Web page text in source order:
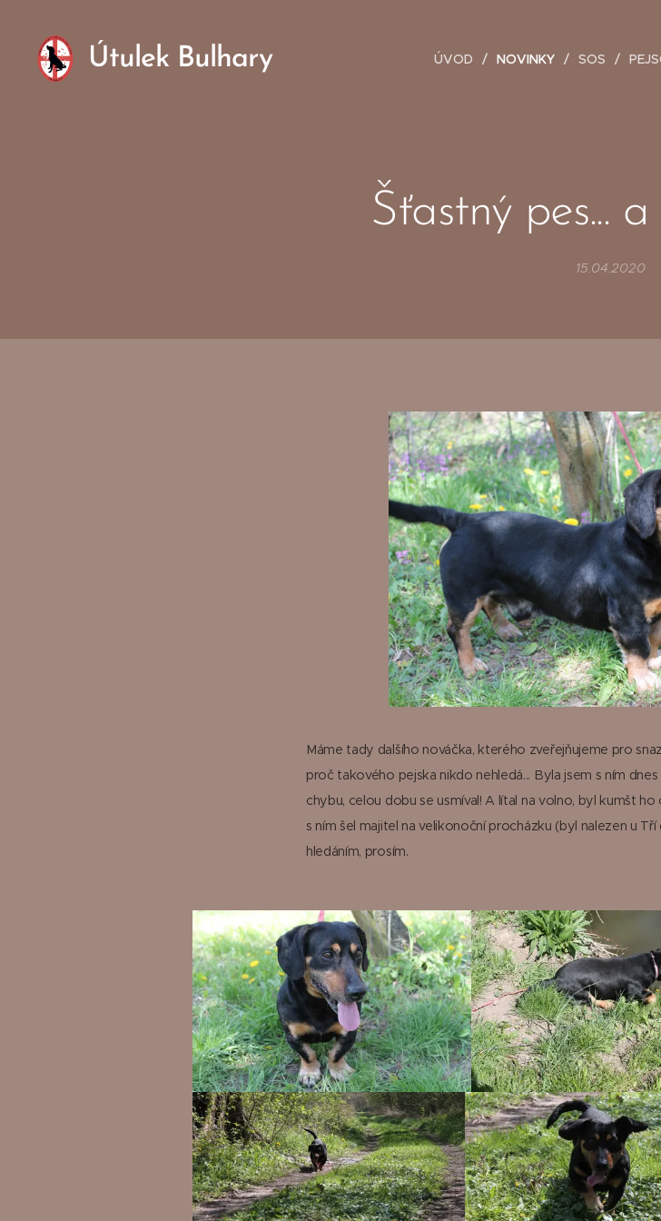
Útulek Bulhary ÚVOD NOVINKY SOS
Šťastný pes...
15.04.2020
Máme tady dalšího nováčka, kterého zveřejňujeme pro
proč takového pejska nikdo nehledá... Byla jsem s ním
chybu, celou dobu se usmíval! A lítal na volno, byl kumšt
s ním šel majitel na velikonoční procházku (byl nalezen u
hledáním, prosím.